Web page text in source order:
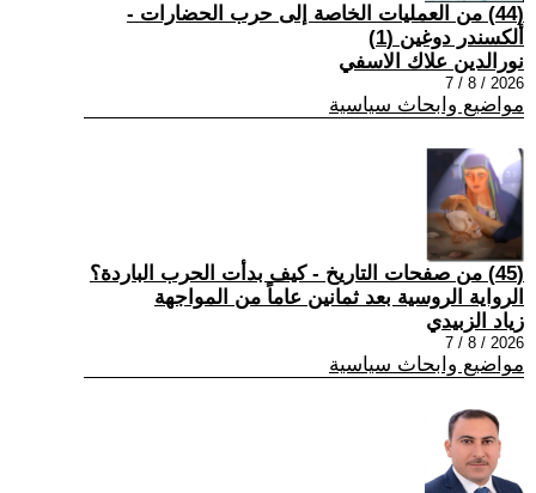
(44) من العمليات الخاصة إلى حرب الحضارات -
ألكسندر دوغين (1)
نورالدين علاك الاسفي
2026 / 8 / 7
مواضيع وابحاث سياسية
(45) من صفحات التاريخ - كيف بدأت الحرب الباردة؟
الرواية الروسية بعد ثمانين عاماً من المواجهة
زياد الزبيدي
2026 / 8 / 7
مواضيع وابحاث سياسية